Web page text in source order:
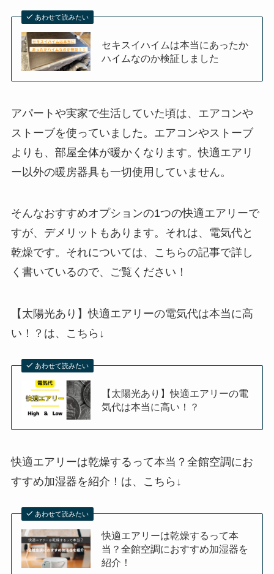
あわせて読みたい
セキスイハイムは本当にあったか
ハイムなのか検証しました
アパートや実家で生活していた頃は、エアコンや
ストーブを使っていました。エアコンやストーブ
よりも、部屋全体が暖かくなります。快適エアリ
ー以外の暖房器具も一切使用していません。
そんなおすすめオプションの1つの快適エアリーで
すが、デメリットもあります。それは、 電気代と
乾燥です。それについては、こちらの記事で詳し
く書いているので、ご覧ください！
【太陽光あり】快適エアリーの電気代は本当に高
い！？は、
こちら↓
あわせて読みたい
【太陽光あり】快適エアリーの電
気代は本当に高い！？
快適エアリーは乾燥するって本当？全館空調にお
すすめ加湿器を紹介！は、
こちら↓
あわせて読みたい
快適エアリーは乾燥するって本
当？全館空調におすすめ加湿器を
紹介！